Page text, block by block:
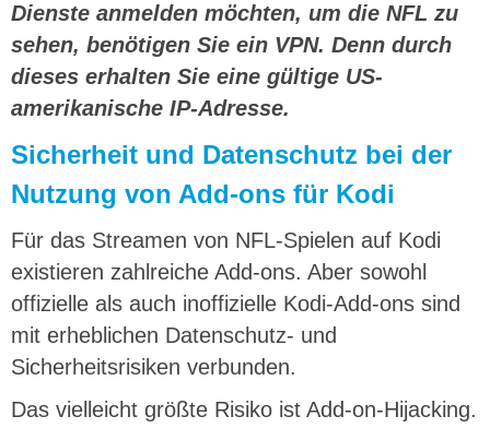
Dienste anmelden möchten, um die NFL zu
sehen, benötigen Sie ein VPN. Denn durch
dieses erhalten Sie eine gültige US-
amerikanische IP-Adresse.
Sicherheit und Datenschutz bei der
Nutzung von Add-ons für Kodi
Für das Streamen von NFL-Spielen auf Kodi
existieren zahlreiche Add-ons. Aber sowohl
offizielle als auch inoffizielle Kodi-Add-ons sind
mit erheblichen Datenschutz- und
Sicherheitsrisiken verbunden.
Das vielleicht größte Risiko ist Add-on-Hijacking.